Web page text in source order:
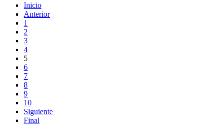
Inicio
Anterior
1
2
3
4
5
6
7
8
9
10
Siguiente
Final